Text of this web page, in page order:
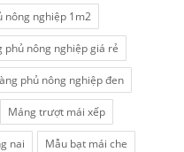
nông nghiệp 1m2
phủ nông nghiệp giá rẻ
phủ nông nghiệp đen
Máng trượt mái xếp
nai Mẫu bạt mái che